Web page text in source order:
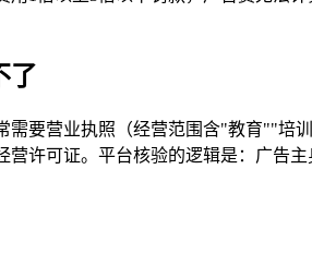
了
要营业执照（经营范围含"教育""
许可证。平台核验的逻辑是：广告